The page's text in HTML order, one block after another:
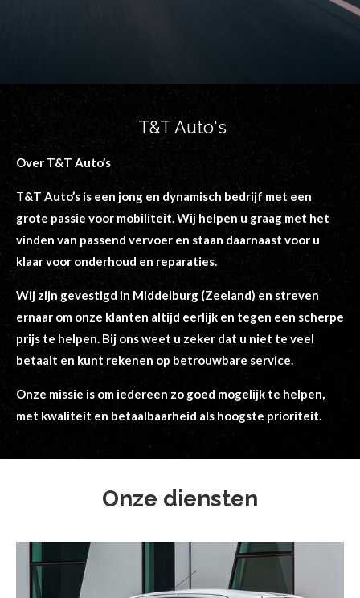
T&T Auto's
Over T&T Auto’s
T&T Auto’s is een jong en dynamisch bedrijf met een
grote passie voor mobiliteit. Wij helpen u graag met het
vinden van passend vervoer en staan daarnaast voor u
klaar voor onderhoud en reparaties.
Wij zijn gevestigd in Middelburg (Zeeland) en streven
ernaar om onze klanten altijd eerlijk en tegen een scherpe
prijs te helpen. Bij ons weet u zeker dat u niet te veel
betaalt en kunt rekenen op betrouwbare service.
Onze missie is om iedereen zo goed mogelijk te helpen,
met kwaliteit en betaalbaarheid als hoogste prioriteit.
Onze diensten